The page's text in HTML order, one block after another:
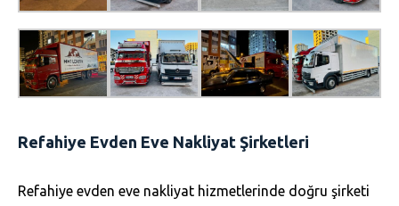
Refahiye Evden Eve Nakliyat Şirketleri
Refahiye evden eve nakliyat hizmetlerinde doğru şirketi